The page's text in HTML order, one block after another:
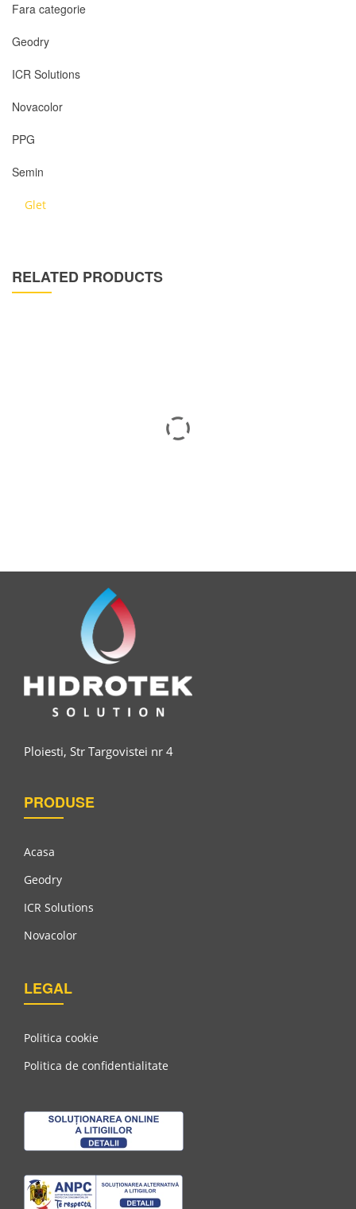
Fara categorie
Geodry
ICR Solutions
Novacolor
PPG
Semin
Glet
RELATED PRODUCTS
PLAKIST CE 78 PERFECT LISS 17L
Ploiesti, Str Targovistei nr 4
PRODUSE
Acasa
Geodry
ICR Solutions
Novacolor
LEGAL
Politica cookie
Politica de confidentialitate